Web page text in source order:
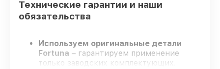
Технические гарантии и наши
обязательства
Используем оригинальные детали
Fortuna – гарантируем применение
только заводских комплектующих.